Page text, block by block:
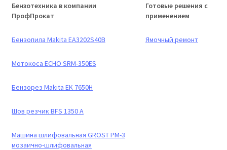
Бензотехника в компании
ПрофПрокат
Готовые решения с
применением
Бензопила Makita EA3202S40B Ямочный ремонт
Мотокоса ECHO SRM-350ES
Бензорез Makita EK 7650H
Шов резчик BFS 1350 A
Машина шлифовальная GROST PM-3
мозаично-шлифовальная